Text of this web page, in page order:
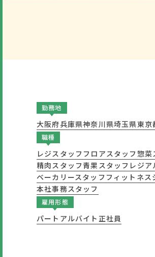
勤務地
大阪府兵庫県神奈川県埼玉県東京
職種
レジスタッフ フロアスタッフ 惣菜
精肉スタッフ青果スタッフ レジ
ベーカリースタッフ フィットネス
本社事務スタッフ
雇用形態
パート アルバイト 正社員